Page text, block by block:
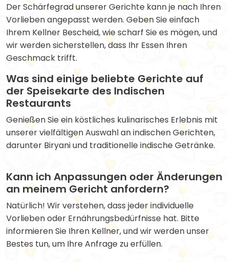
Der Schärfegrad unserer Gerichte kann je nach Ihren
Vorlieben angepasst werden. Geben Sie einfach
Ihrem Kellner Bescheid, wie scharf Sie es mögen, und
wir werden sicherstellen, dass Ihr Essen Ihren
Geschmack trifft.
Was sind einige beliebte Gerichte auf
der Speisekarte des Indischen
Restaurants
Genießen Sie ein köstliches kulinarisches Erlebnis mit
unserer vielfältigen Auswahl an indischen Gerichten,
darunter Biryani und traditionelle indische Getränke.
Kann ich Anpassungen oder Änderungen
an meinem Gericht anfordern?
Natürlich! Wir verstehen, dass jeder individuelle
Vorlieben oder Ernährungsbedürfnisse hat. Bitte
informieren Sie Ihren Kellner, und wir werden unser
Bestes tun, um Ihre Anfrage zu erfüllen.